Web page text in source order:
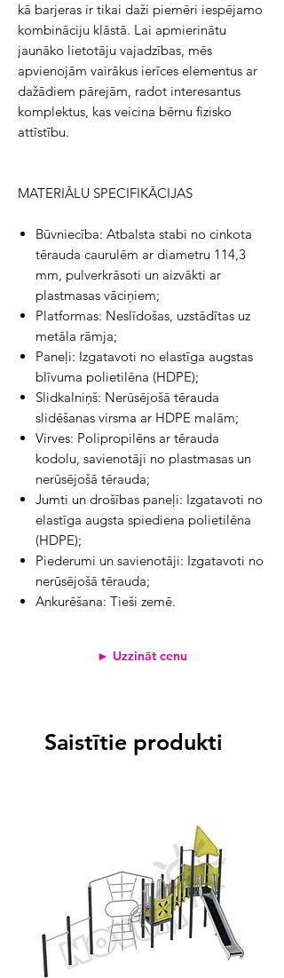
kā barjeras ir tikai daži piemēri iespējamo
kombināciju klāstā. Lai apmierinātu
jaunāko lietotāju vajadzības, mēs
apvienojām vairākus ierīces elementus ar
dažādiem pārejām, radot interesantus
komplektus, kas veicina bērnu fizisko
attīstību.
MATERIĀLU SPECIFIKĀCIJAS
Būvniecība: Atbalsta stabi no cinkota
tērauda caurulēm ar diametru 114,3
mm, pulverkrāsoti un aizvākti ar
plastmasas vāciņiem;
Platformas: Neslīdošas, uzstādītas uz
metāla rāmja;
Paneļi: Izgatavoti no elastīga augstas
blīvuma polietilēna (HDPE);
Slidkalniņš: Nerūsējošā tērauda
slidēšanas virsma ar HDPE malām;
Virves: Polipropilēns ar tērauda
kodolu, savienotāji no plastmasas un
nerūsējošā tērauda;
Jumti un drošības paneļi: Izgatavoti no
elastīga augsta spiediena polietilēna
(HDPE);
Piederumi un savienotāji: Izgatavoti no
nerūsējošā tērauda;
Ankurēšana: Tieši zemē.
► Uzzināt cenu
Saistītie produkti